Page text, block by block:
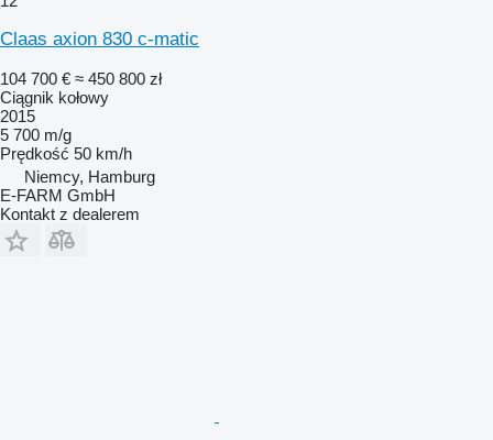
Claas axion 830 c-matic
104 700 € ≈ 450 800 zł
Ciągnik kołowy
2015
5 700 m/g
Prędkość 50 km/h
Niemcy, Hamburg
E-FARM GmbH
Kontakt z dealerem